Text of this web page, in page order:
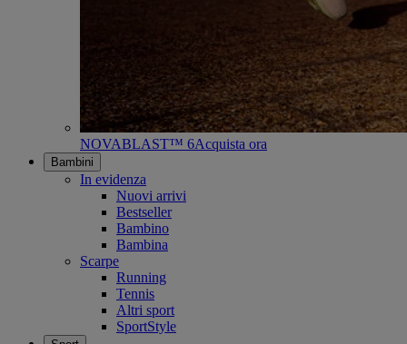
NOVABLAST™ 6Acquista ora
Bambini
In evidenza
Nuovi arrivi
Bestseller
Bambino
Bambina
Scarpe
Running
Tennis
Altri sport
SportStyle